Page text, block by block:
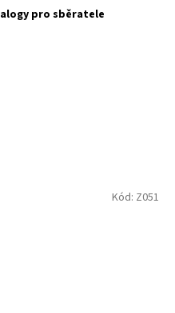
pro sběratele
Kód: Z051